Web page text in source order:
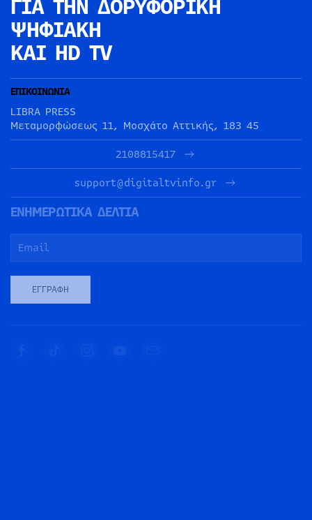
ΨΗΦΙΑΚΗ
ΚΑΙ HD TV
ΕΠΙΚΟΙΝΩΝΙΑ
LIBRA PRESS
Μεταμορφώσεως 11, Μοσχάτο Αττικής, 183 45
2108815417
support@digitaltvinfo.gr
ΕΝΗΜΕΡΩΤΙΚΑ ΔΕΛΤΙΑ
ΕΓΓΡΑΦΉ